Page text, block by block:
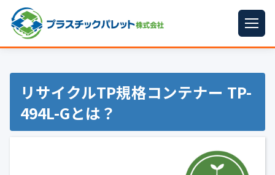
パレットサイズ
プラパレット
リサイクルTP規格コンテナー TP-
494L-Gとは？